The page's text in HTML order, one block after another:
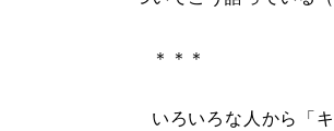
＊＊＊
いろいろな人から「キ